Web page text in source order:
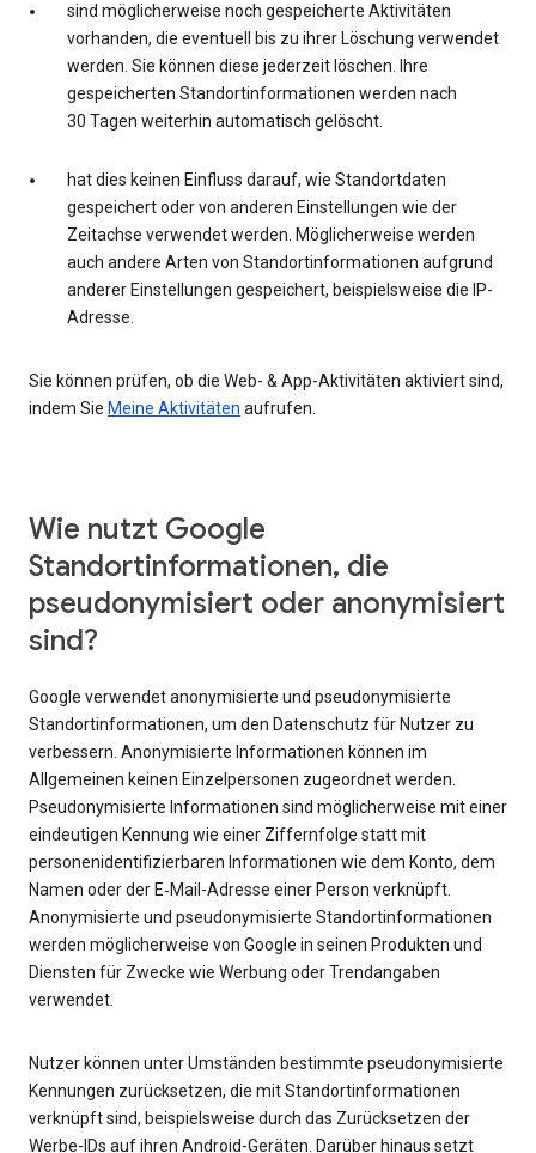
sind möglicherweise noch gespeicherte Aktivitäten
vorhanden, die eventuell bis zu ihrer Löschung verwendet
werden. Sie können diese jederzeit löschen. Ihre
gespeicherten Standortinformationen werden nach
30 Tagen weiterhin automatisch gelöscht.
hat dies keinen Einfluss darauf, wie Standortdaten
gespeichert oder von anderen Einstellungen wie der
Zeitachse verwendet werden. Möglicherweise werden
auch andere Arten von Standortinformationen aufgrund
anderer Einstellungen gespeichert, beispielsweise die IP-
Adresse.
Sie können prüfen, ob die Web- & App-Aktivitäten aktiviert sind,
indem Sie Meine Aktivitäten aufrufen.
Wie nutzt Google
Standortinformationen, die
pseudonymisiert oder anonymisiert
sind?
Google verwendet anonymisierte und pseudonymisierte
Standortinformationen, um den Datenschutz für Nutzer zu
verbessern. Anonymisierte Informationen können im
Allgemeinen keinen Einzelpersonen zugeordnet werden.
Pseudonymisierte Informationen sind möglicherweise mit einer
eindeutigen Kennung wie einer Ziffernfolge statt mit
personenidentifizierbaren Informationen wie dem Konto, dem
Namen oder der E‑Mail-Adresse einer Person verknüpft.
Anonymisierte und pseudonymisierte Standortinformationen
werden möglicherweise von Google in seinen Produkten und
Diensten für Zwecke wie Werbung oder Trendangaben
verwendet.
Nutzer können unter Umständen bestimmte pseudonymisierte
Kennungen zurücksetzen, die mit Standortinformationen
verknüpft sind, beispielsweise durch das Zurücksetzen der
Werbe-IDs auf ihren Android-Geräten. Darüber hinaus setzt